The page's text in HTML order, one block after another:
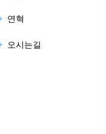
연혁
오시는길